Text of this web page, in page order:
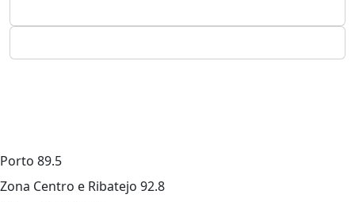
Porto 89.5
Zona Centro e Ribatejo 92.8